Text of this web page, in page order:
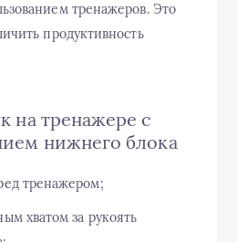
тренажеров. Это
продуктивность
на тренажере с
нижнего блока
тренажером;
хватом за рукоять